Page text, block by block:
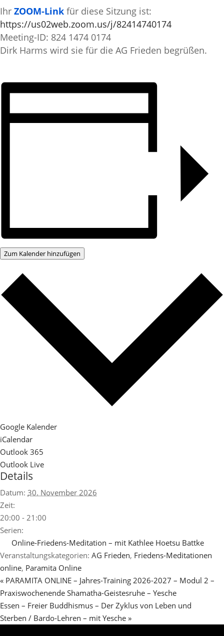
Ihr ZOOM-Link für diese Sitzung ist:
https://us02web.zoom.us/j/82414740174
Meeting-ID: 824 1474 0174
Dirk Harms wird sie für die AG Frieden begrüßen.
Zum Kalender hinzufügen
Google Kalender
iCalendar
Outlook 365
Outlook Live
Details
Datum: 30. November 2026
Zeit:
20:00 - 21:00
Serien:
Online-Friedens-Meditation – mit Kathlee Hoetsu Battke
Veranstaltungskategorien: AG Frieden, Friedens-Meditationen
online, Paramita Online
« PARAMITA ONLINE – Jahres-Training 2026-2027 – Modul 2 –
Praxiswochenende Shamatha-Geistesruhe – Yesche
Essen – Freier Buddhismus – Der Zyklus von Leben und
Sterben / Bardo-Lehren – mit Yesche »